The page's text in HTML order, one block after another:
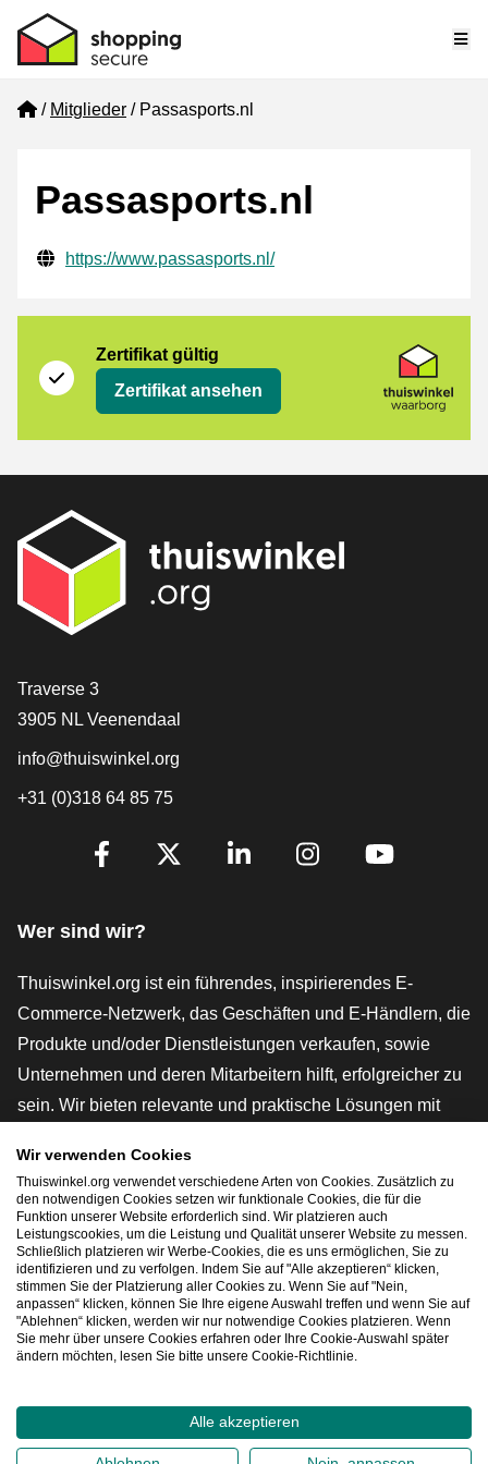
Home
Mitglieder Passasports.nl
Passasports.nl
Geprüfte Kontaktinformationen
Website URL
https://www.passasports.nl/
Zertifikat gültig
Zertifikat ansehen
[_General:Contact]
Traverse 3
3905 NL Veenendaal
info@thuiswinkel.org
+31 (0)318 64 85 75
[_General:SocialMediaTitle]
Wer sind wir?
Thuiswinkel.org ist ein führendes, inspirierendes E-
Commerce-Netzwerk, das Geschäften und E-Händlern, die
Produkte und/oder Dienstleistungen verkaufen, sowie
Unternehmen und deren Mitarbeitern hilft, erfolgreicher zu
sein. Wir bieten relevante und praktische Lösungen mit
rechtlichen Instrumenten und Beratung,
Interessenvertretung, Marktforschung und verfügen über
eine eigene Bildungsplattform, die Thuiswinkel e-
Academy.
Schnelles Navigieren
2026©Thuiswinkel.org
Wir verwenden Cookies
Thuiswinkel.org verwendet verschiedene Arten von Cookies. Zusätzlich zu
den notwendigen Cookies setzen wir funktionale Cookies, die für die
Funktion unserer Website erforderlich sind. Wir platzieren auch
Leistungscookies, um die Leistung und Qualität unserer Website zu messen.
Schließlich platzieren wir Werbe-Cookies, die es uns ermöglichen, Sie zu
identifizieren und zu verfolgen. Indem Sie auf "Alle akzeptieren“ klicken,
stimmen Sie der Platzierung aller Cookies zu. Wenn Sie auf "Nein,
anpassen“ klicken, können Sie Ihre eigene Auswahl treffen und wenn Sie auf
"Ablehnen“ klicken, werden wir nur notwendige Cookies platzieren. Wenn
Sie mehr über unsere Cookies erfahren oder Ihre Cookie-Auswahl später
ändern möchten, lesen Sie bitte unsere Cookie-Richtlinie.
Alle akzeptieren